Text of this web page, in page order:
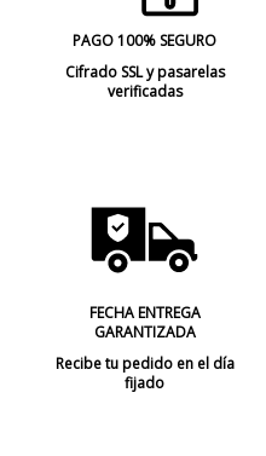
PAGO 100% SEGURO
Cifrado SSL y pasarelas
verificadas
FECHA ENTREGA
GARANTIZADA
Recibe tu pedido en el día
fijado